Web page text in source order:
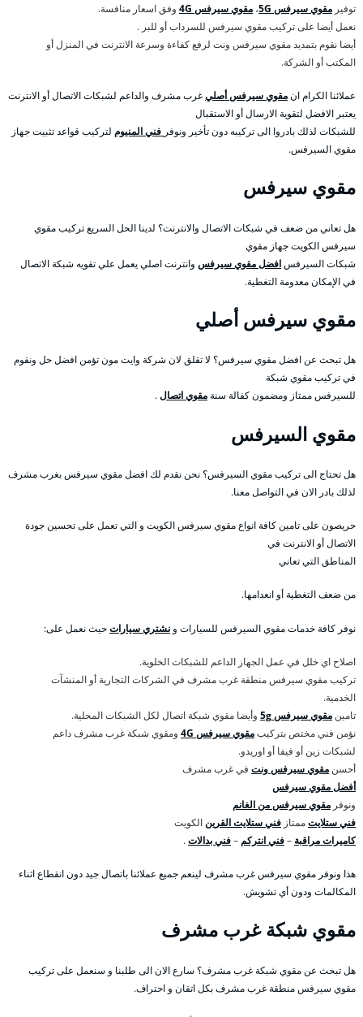
توفير مقوي سيرفس 5G ، مقوي سيرفس 4G
وفق اسعار منافسة.
نعمل أيضا على تركيب مقوي سيرفس للسرداب أو للبر .
أيضا نقوم بتمديد مقوي سيرفس ونت لرفع كفاءة وسرعة الانترنت في المنزل أو
المكتب أو الشركة.
عملائنا الكرام انمقوي سيرفس أصليغرب مشرف والداعم لشبكات الاتصال أو الانترنت
يعتبر الافضل لتقوية الارسال أو الاستقبال
للشبكات لذلك بادروا الى تركيبه دون تأخير ونوفر فني المنيوم لتركيب قواعد تثبيت جهاز
مقوي السيرفس.
مقوي سيرفس
هل تعاني من ضعف في شبكات الاتصال والانترنت؟ لدينا الحل السريع تركيب مقوي
سيرفس الكويت جهاز مقوي
شبكات السيرفسافضل مقوي سيرفس وانترنت اصلي يعمل علي تقويه شبكة الاتصال
في الإمكان معدومة التغطية.
مقوي سيرفس أصلي
هل تبحث عن افضل مقوي سيرفس؟ لا تقلق لان شركة وايت مون تؤمن افضل حل ونقوم
في تركيب مقوي شبكة
للسيرفس ممتاز ومضمون كفالة سنةمقوي اتصال.
مقوي السيرفس
هل تحتاج الى تركيب مقوي السيرفس؟ نحن نقدم لك افضل مقوي سيرفس بغرب مشرف
لذلك بادر الان في التواصل معنا.
حريصون على تامين كافة انواع مقوي سيرفس الكويت و التي تعمل على تحسين جودة
الاتصال أو الانترنت في
المناطق التي تعاني
من ضعف التغطية أو انعدامها.
نوفر كافة خدمات مقوي السيرفس للسيارات و نشتري سياراتحيث نعمل على:
اصلاح اي خلل في عمل الجهاز الداعم للشبكات الخلوية.
تركيب مقوي سيرفس منطقة غرب مشرف في الشركات التجارية أو المنشآت
الخدمية.
تامين مقوي سيرفس 5g
وأيضا مقوي شبكة اتصال لكل الشبكات المحلية.
نؤمن فني مختص بتركيبمقوي سيرفس 4G
ومقوي شبكة غرب مشرف داعم
لشبكات زين أو فيفا أو اوريدو.
أحسن مقوي سيرفس ونت في غرب مشرف
أفضل مقوي سيرفس
ونوفر مقوي سيرفس من الغانم
فني ستلايتممتاز فني ستلايت القرينالكويت
كاميرات مراقبة –فني انتركم –فني بدالات.
هذا ونوفر مقوي سيرفس غرب مشرف لينعم جميع عملائنا باتصال جيد دون انقطاع اثناء
المكالمات ودون أي تشويش.
مقوي شبكة غرب مشرف
هل تبحث عن مقوي شبكة غرب مشرف؟ سارع الان الى طلبنا و سنعمل على تركيب
مقوي سيرفس منطقة غرب مشرف بكل اتقان و احتراف.